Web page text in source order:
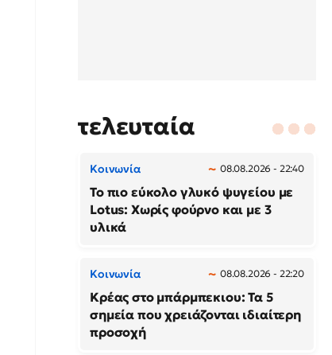
τελευταία
Κοινωνία 08.08.2026 - 22:40
Το πιο εύκολο γλυκό ψυγείου με
Lotus: Χωρίς φούρνο και με 3
υλικά
Κοινωνία 08.08.2026 - 22:20
Κρέας στο μπάρμπεκιου: Τα 5
σημεία που χρειάζονται ιδιαίτερη
προσοχή